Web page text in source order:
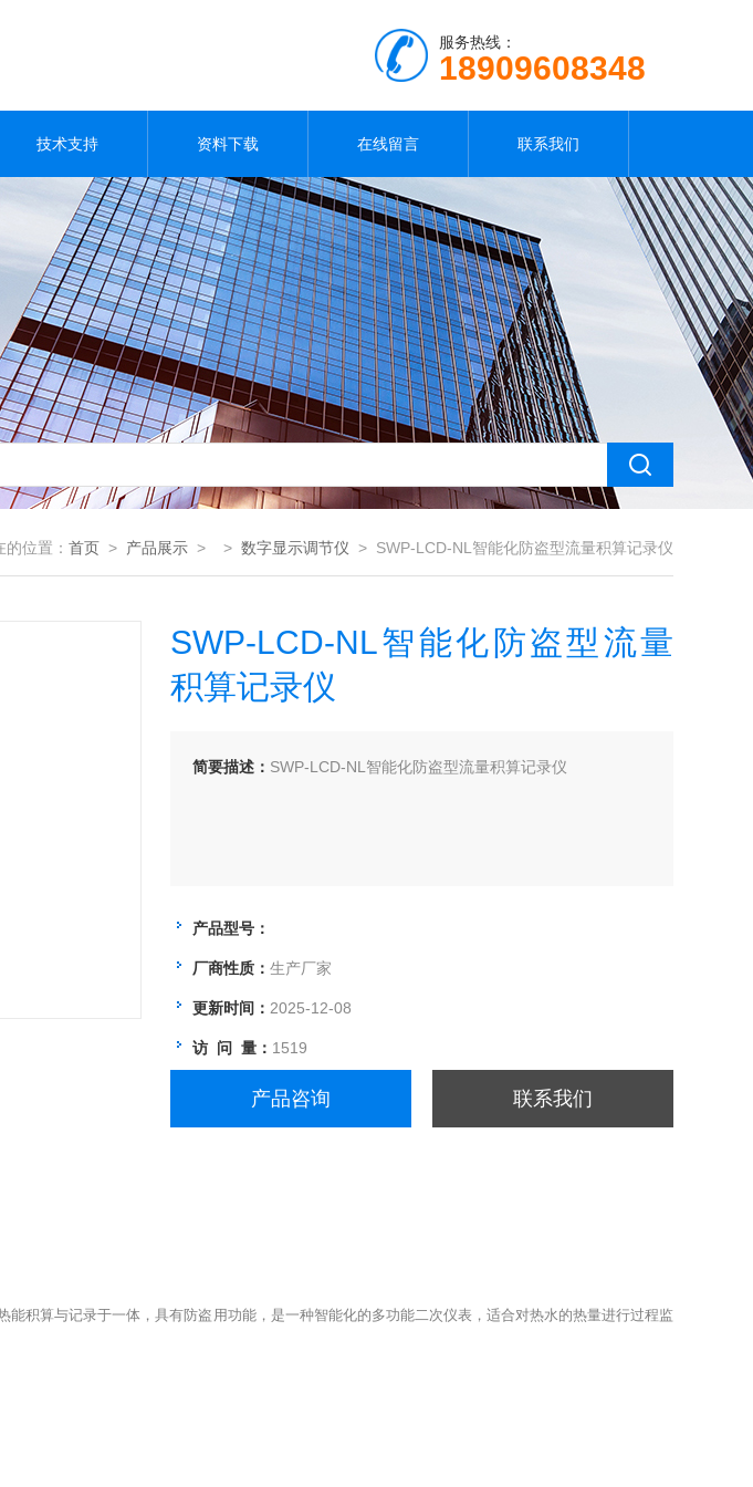
服务热线：
18909608348
技术支持 资料下载 在线留言 联系我们
的位置： 首页 > 产品展示 > > 数字显示调节仪 > SWP-LCD-NL智能化防盗型流量积算记录仪
SWP-LCD-NL智能化防盗型流量
积算记录仪
简要描述： SWP-LCD-NL智能化防盗型流量积算记录仪
产品型号：
厂商性质： 生产厂家
更新时间： 2025-12-08
访 问 量： 1519
产品咨询 联系我们
能积算与记录于一体，具有防盗用功能，是一种智能化的多功能二次仪表，适合对热水的热量进行过程监